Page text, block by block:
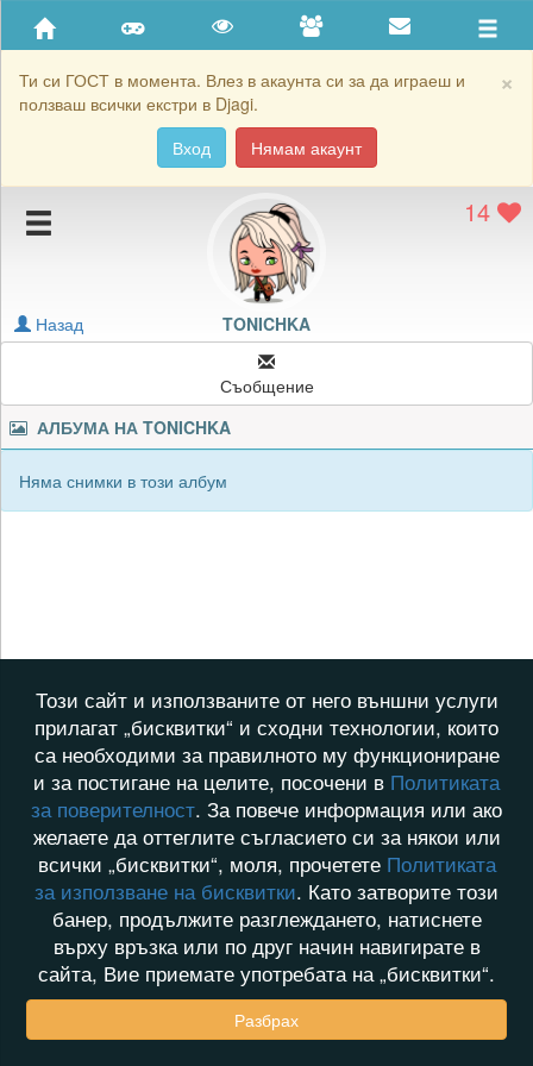
×
Ти си ГОСТ в момента. Влез в акаунта си за да играеш и
ползваш всички екстри в Djagi.
Вход
Нямам акаунт
Приятели
Хронология на игри
Подаръците на TONICHKA
Картичките на TONICHKA
Блокирай TONICHKA
14
TONICHKA
Назад
Съобщение
АЛБУМА НА TONICHKA
Няма снимки в този албум
Този сайт и използваните от него външни услуги
прилагат „бисквитки“ и сходни технологии, които
са необходими за правилното му функциониране
и за постигане на целите, посочени в Политиката
за поверителност. За повече информация или ако
желаете да оттеглите съгласието си за някои или
всички „бисквитки“, моля, прочетете Политиката
за използване на бисквитки. Като затворите този
банер, продължите разглеждането, натиснете
върху връзка или по друг начин навигирате в
сайта, Вие приемате употребата на „бисквитки“.
Разбрах